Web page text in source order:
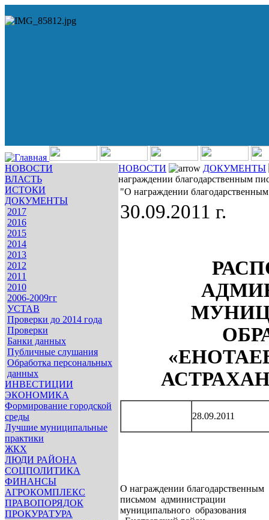
НОВОСТИ
ВЛАСТЬ
ИСТОКИ
ДОКУМЕНТЫ
2017
2016
2015
2014
2013
2012
2011
2010
2006-2009гг
УСТАВ
Проверки до 2014 года
Проверки
Банки данных
Публичные слушания
Обработка персональных
данных
ИНВЕСТИЦИИ
ЭКОНОМИКА
Формирование городской
среды
Лучшие муниципальные
практики
ЖКХ
ЛЮДИ РАЙОНА
СОЦПОЛИТИКА
ФИНАНСЫ
АГРОКОМПЛЕКС
ПРАВОПОРЯДОК
ПРОКУРАТУРА
НОВОСТИ
ДОКУМЕНТЫ
награждении благодарственным
"О награждении
30.09.2011 г.
28.09.2011
О награждении благодарственным
письмом администрации
муниципального образования